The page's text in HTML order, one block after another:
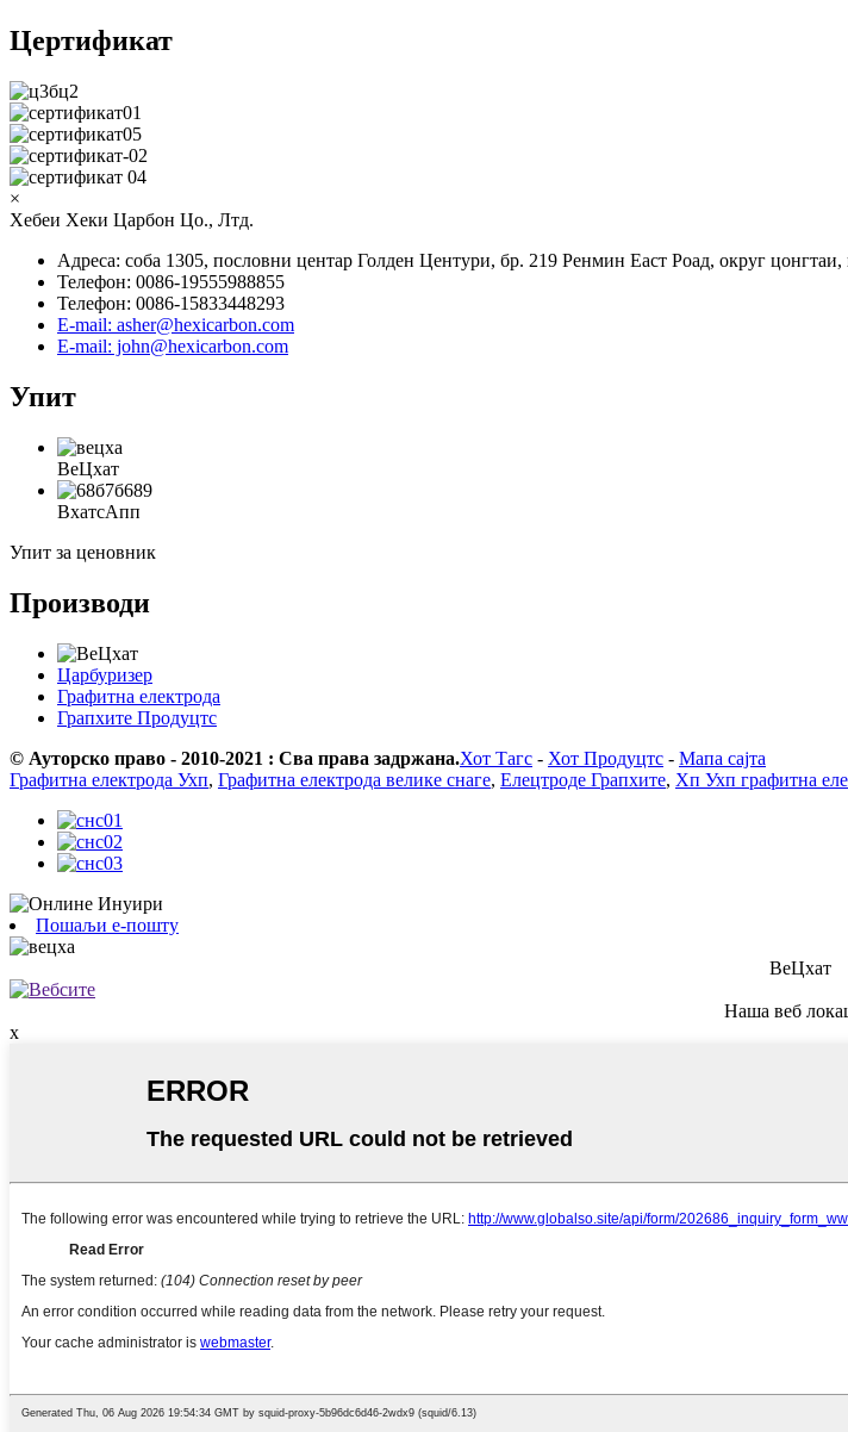
Цертификат
×
Хебеи Хеки Царбон Цо., Лтд.
Адреса: соба 1305, пословни центар Голден Центури, бр. 219 Ренмин Еаст Роад, округ
Телефон: 0086-19555988855
Телефон: 0086-15833448293
E-mail: asher@hexicarbon.com
E-mail: john@hexicarbon.com
Упит
ВеЦхат
ВхатсАпп
Упит за ценовник
Производи
Царбуризер
Графитна електрода
Грапхите Продуцтс
© Ауторско право - 2010-2021 : Сва права задржана.Хот Тагс - Хот Продуцтс - Мапа сајта
Графитна електрода Ухп, Графитна електрода велике снаге, Елецтроде Грапхите, Хп Ухп графитна
Пошаљи е-пошту
ВеЦхат
Наша веб
x